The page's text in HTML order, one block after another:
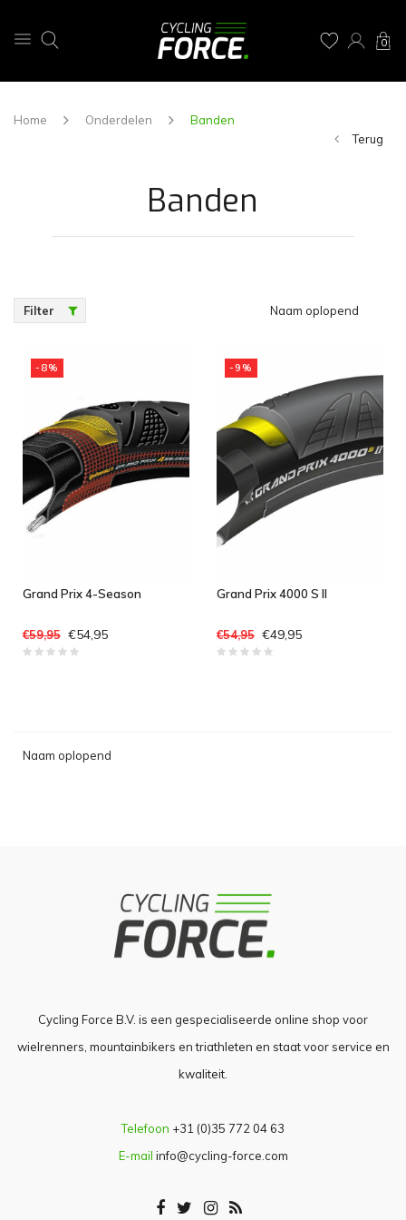
0
Home Onderdelen
Banden
Terug
Banden
Filter Naam oplopend
-8%
Grand Prix 4-Season
€59,95 €54,95
-9%
Grand Prix 4000 S II
€54,95 €49,95
Naam oplopend
Cycling Force B.V. is een gespecialiseerde online shop voor
wielrenners, mountainbikers en triathleten en staat voor service en
kwaliteit.
Telefoon +31 (0)35 772 04 63
E-mail info@cycling-force.com